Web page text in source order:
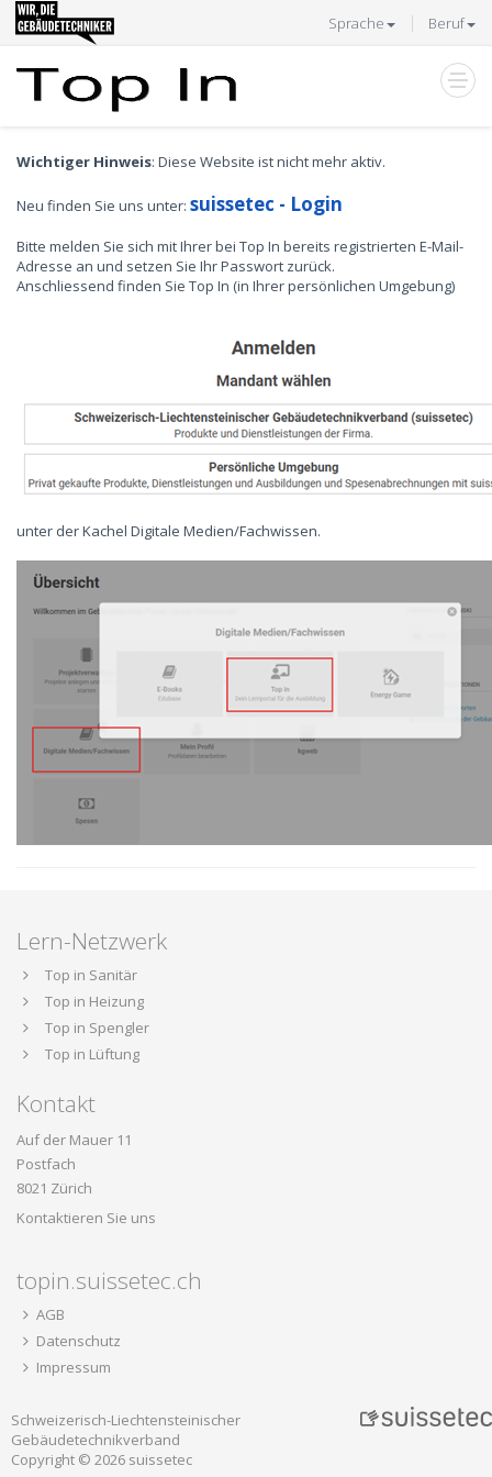
Sprache Beruf
Wichtiger Hinweis: Diese Website ist nicht mehr aktiv.
Neu finden Sie uns unter: suissetec - Login
Bitte melden Sie sich mit Ihrer bei Top In bereits registrierten E-Mail-
Adresse an und setzen Sie Ihr Passwort zurück.
Anschliessend finden Sie Top In (in Ihrer persönlichen Umgebung)
unter der Kachel Digitale Medien/Fachwissen.
Lern-Netzwerk
Top in Sanitär
Top in Heizung
Top in Spengler
Top in Lüftung
Kontakt
Auf der Mauer 11
Postfach
8021 Zürich
Kontaktieren Sie uns
topin.suissetec.ch
AGB
Datenschutz
Impressum
Schweizerisch-Liechtensteinischer
Gebäudetechnikverband
Copyright © 2026 suissetec